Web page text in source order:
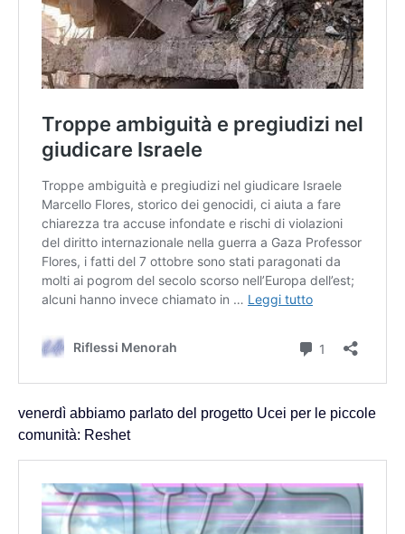
venerdì abbiamo parlato del progetto Ucei per le piccole
comunità: Reshet